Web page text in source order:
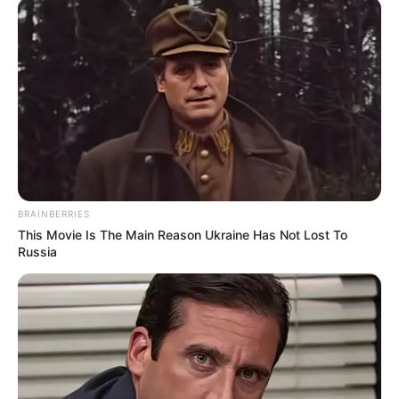
-ad5
Por que a proposta ganhou força
fim da escala 6×1 ganhou força nos últimos
mesesapós pressão de trabalhadores, sindicatos e parlamentares
que defendem mais tempo de descanso e convivência familiar. Ao
mesmo tempo,
representantes do setor empresarial
BRAINBERRIES
This Movie Is The Main Reason Ukraine Has Not Lost To
Russia